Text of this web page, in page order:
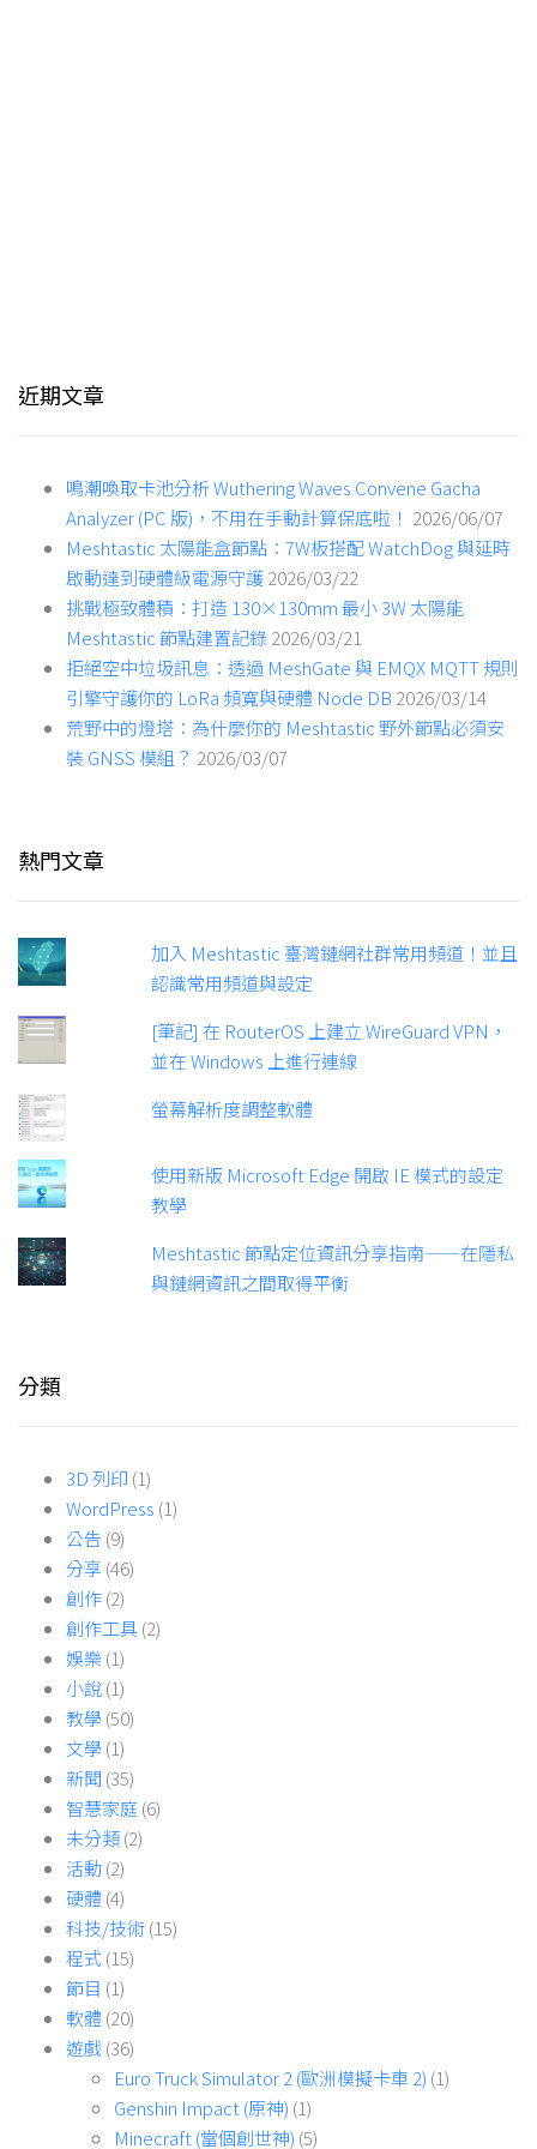
近期文章
鳴潮喚取卡池分析 Wuthering Waves Convene Gacha
Analyzer (PC 版)，不用在手動計算保底啦！ 2026/06/07
Meshtastic 太陽能盒節點：7W板搭配 WatchDog 與延時
啟動達到硬體級電源守護2026/03/22
挑戰極致體積：打造 130×130mm 最小 3W 太陽能
Meshtastic 節點建置記錄2026/03/21
拒絕空中垃圾訊息：透過 MeshGate 與 EMQX MQTT 規則
引擎守護你的 LoRa 頻寬與硬體 Node DB 2026/03/14
荒野中的燈塔：為什麼你的 Meshtastic 野外節點必須安
裝 GNSS 模組？ 2026/03/07
熱門文章
加入 Meshtastic 臺灣鏈網社群常用頻道！並且
認識常用頻道與設定
[筆記] 在 RouterOS 上建立 WireGuard VPN，
並在 Windows 上進行連線
螢幕解析度調整軟體
使用新版 Microsoft Edge 開啟 IE 模式的設定
教學
Meshtastic 節點定位資訊分享指南——在隱私
與鏈網資訊之間取得平衡
分類
3D 列印 (1)
WordPress (1)
公告 (9)
分享(46)
創作(2)
創作工具(2)
娛樂 (1)
小說(1)
教學(50)
文學(1)
新聞 (35)
智慧家庭(6)
未分類(2)
活動 (2)
硬體(4)
科技/技術(15)
程式(15)
節目 (1)
軟體(20)
遊戲 (36)
Euro Truck Simulator 2 (歐洲模擬卡車 2) (1)
Genshin Impact (原神) (1)
Minecraft (當個創世神) (5)